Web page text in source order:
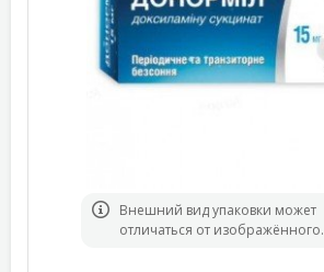
Bнешний вид упаковки может
отличаться от изображённого.